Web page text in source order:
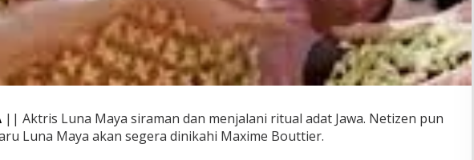
a
T
e
h
r
|| Aktris Luna Maya siraman dan menjalani ritual adat Jawa. Netizen pun
Luna Maya akan segera dinikahi Maxime Bouttier.